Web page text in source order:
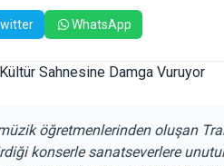
WhatsApp
öğretmenlerinden oluşan
konserle sanatseverlere